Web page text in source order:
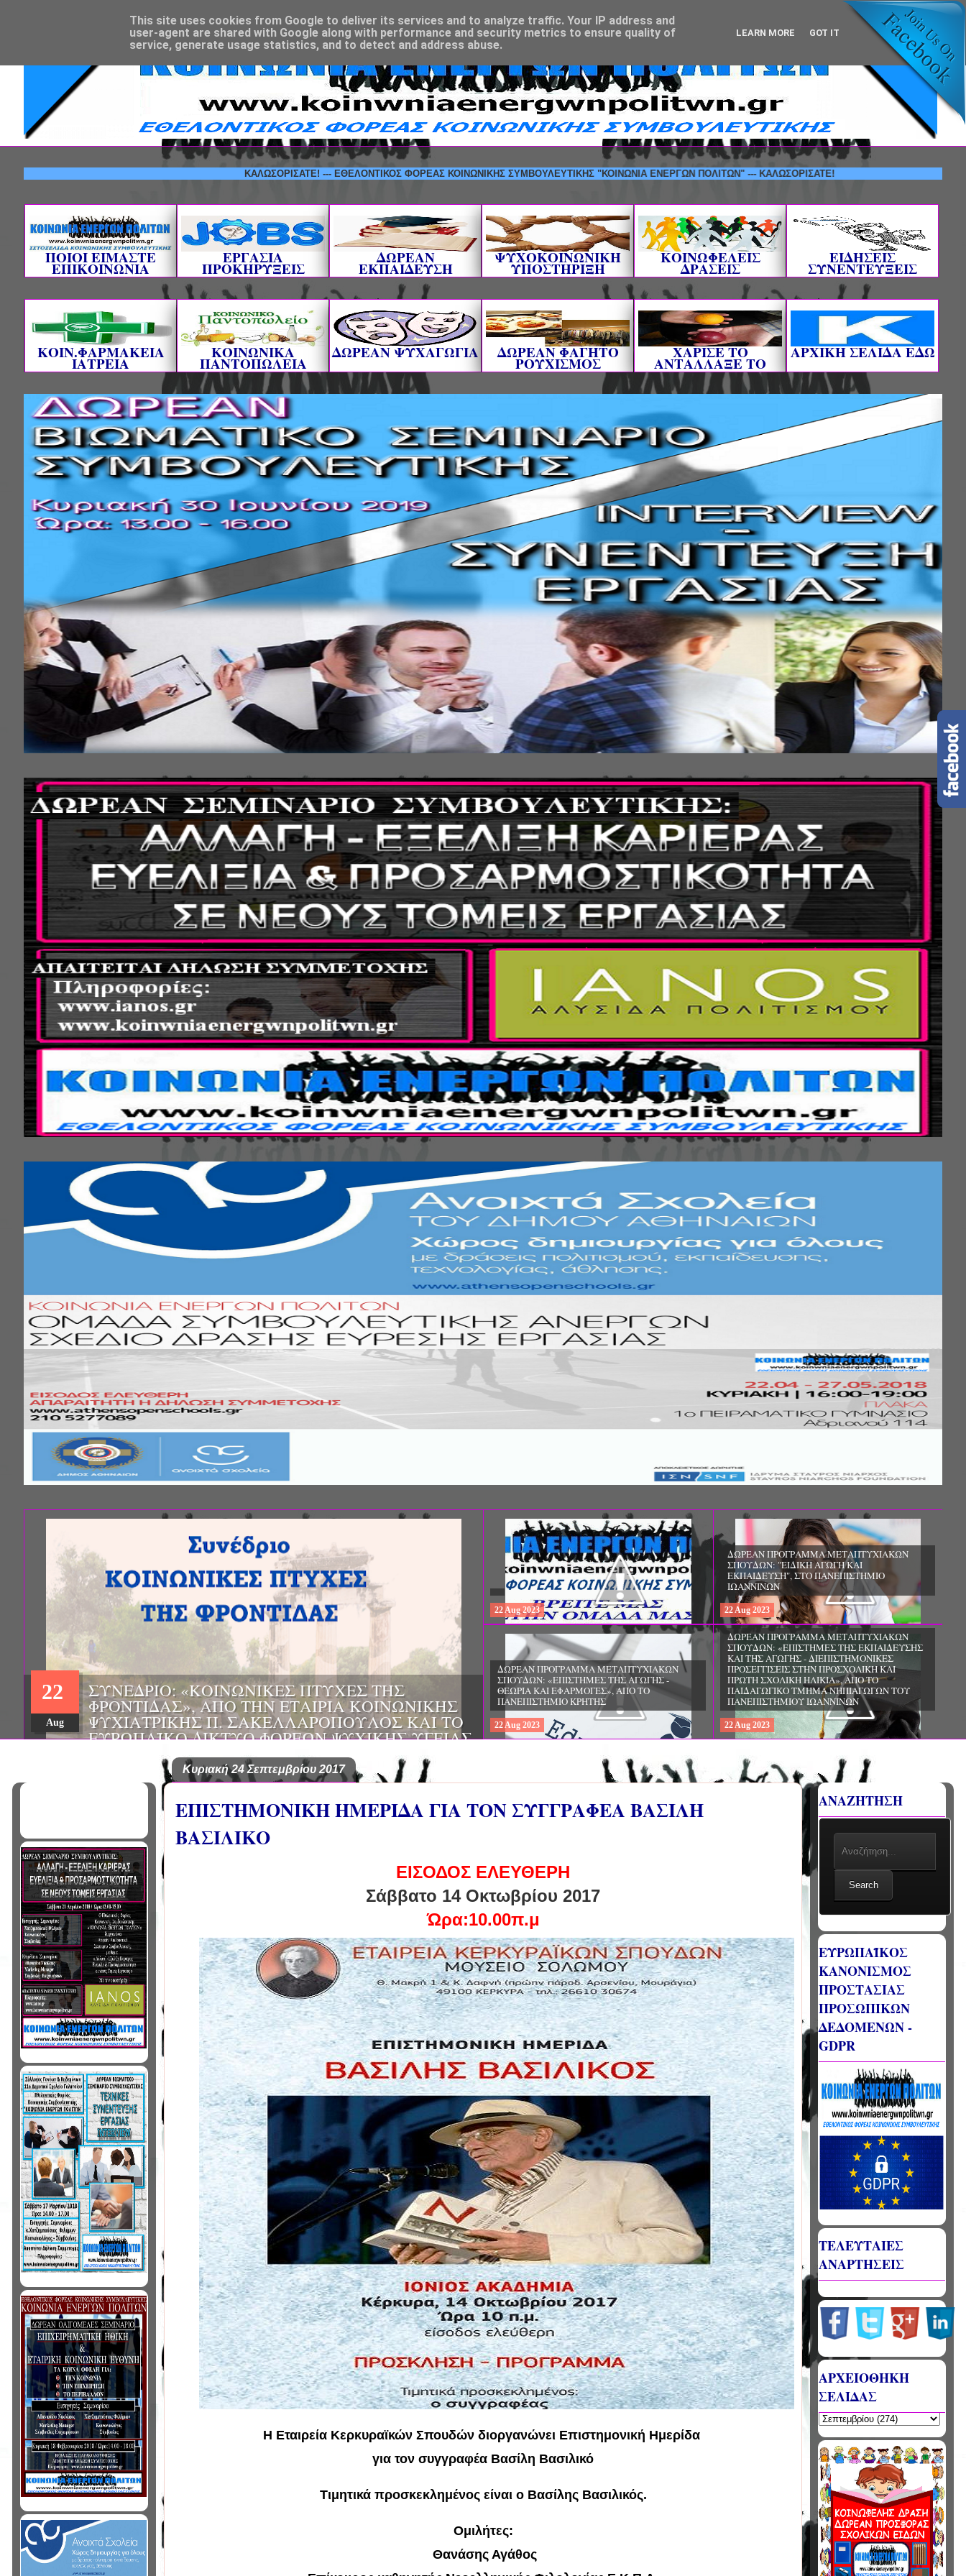
ΚΑΛΩΣΟΡΙΣΑΤΕ! --- ΕΘΕΛΟΝΤΙΚΟΣ ΦΟΡΕΑΣ ΚΟΙΝΩΝΙΚΗΣ ΣΥΜΒΟΥΛΕΥΤΙΚΗΣ "ΚΟΙΝΩΝΙΑ ΕΝΕΡΓΩΝ ΠΟΛΙΤΩΝ" --- ΚΑΛΩΣΟΡΙΣΑΤΕ!
ΠΟΙΟΙ ΕΙΜΑΣΤΕ
ΕΠΙΚΟΙΝΩΝΙΑ
ΕΡΓΑΣΙΑ
ΠΡΟΚΗΡΥΞΕΙΣ
ΔΩΡΕΑΝ
ΕΚΠΑΙΔΕΥΣΗ
ΨΥΧΟΚΟΙΝΩΝΙΚΗ
ΥΠΟΣΤΗΡΙΞΗ
ΚΟΙΝΩΦΕΛΕΙΣ
ΔΡΑΣΕΙΣ
ΕΙΔΗΣΕΙΣ
ΣΥΝΕΝΤΕΥΞΕΙΣ
ΚΟΙΝ.ΦΑΡΜΑΚΕΙΑ
ΙΑΤΡΕΙΑ
ΚΟΙΝΩΝΙΚΑ
ΠΑΝΤΟΠΩΛΕΙΑ
ΔΩΡΕΑΝ ΨΥΧΑΓΩΓΙΑ ΔΩΡΕΑΝ ΦΑΓΗΤΟ
ΡΟΥΧΙΣΜΟΣ
ΧΑΡΙΣΕ ΤΟ
ΑΝΤΑΛΛΑΞΕ ΤΟ
AΡΧΙΚΗ ΣΕΛΙΔΑ ΕΔΩ
ΗΜΕΡΙΔΑ: "ΠΡΟΒΛΗΜΑΤΙΣΜΟΙ & ΔΙΛΗΜΜΑΤΑ
ΠΟΥ ΑΝΤΙΜΕΤΩΠΙΖΕΙ ΚΑΘΗΜΕΡΙΝΑ O
ΠΑΘΟΛΟΓΟΣ", ΑΠΟ ΤΗΝ ΕΤΑΙΡΕΙΑ
ΠΑΘΟΛΟΓΙΑΣ ΒΟΡΕΙΟΔΥΤΙΚΗΣ ΕΛΛΑΔΟΣ ΚΑΙ
ΤΙΣ Α' & Β' ΠΑΝΕΠΙΣΤΗΜΙΑΚΕΣ ΠΑΘΟΛΟΓΙΚΕΣ
ΚΛΙΝΙΚΕΣ ΠΓΝΙ
01
Mar
ΣΥΝΕΔΡΙΟ: «ΚΟΙΝΩΝΙΚΕΣ ΠΤΥΧΕΣ ΤΗΣ
ΦΡΟΝΤΙΔΑΣ», ΑΠΟ ΤΗΝ ΕΤΑΙΡΙΑ ΚΟΙΝΩΝΙΚΗΣ
ΨΥΧΙΑΤΡΙΚΗΣ Π. ΣΑΚΕΛΛΑΡΟΠΟΥΛΟΣ ΚΑΙ ΤΟ
EΥΡΩΠΑΪΚΟ ΔΙΚΤΥΟ ΦΟΡΕΩΝ ΨΥΧΙΚΗΣ
ΥΓΕΙΑΣ ΑSKLEPIOS
22Aug 2023 22Aug 2023
ΔΩΡΕΑΝ ΠΡΟΓΡΑΜΜΑ ΜΕΤΑΠΤΥΧΙΑΚΩΝ
ΣΠΟΥΔΩΝ: "ΕΙΔΙΚΗ ΑΓΩΓΗ ΚΑΙ
ΕΚΠΑΙΔΕΥΣΗ", ΣΤΟ ΠΑΝΕΠΙΣΤΗΜΙΟ
ΙΩΑΝΝΙΝΩΝ
22Aug 2023
ΔΩΡΕΑΝ ΠΡΟΓΡΑΜΜΑ ΜΕΤΑΠΤΥΧΙΑΚΩΝ
ΣΠΟΥΔΩΝ: «ΕΠΙΣΤΗΜΕΣ ΤΗΣ ΑΓΩΓΗΣ -
ΘΕΩΡΙΑ ΚΑΙ ΕΦΑΡΜΟΓΕΣ», ΑΠΟ ΤΟ
ΠΑΝΕΠΙΣΤΗΜΙΟ ΚΡΗΤΗΣ
22Aug 2023
Κυριακή 24 Σεπτεμβρίου 2017
ΕΠΙΣΤΗΜΟΝΙΚΗ ΗΜΕΡΙΔΑ ΓΙΑ ΤΟΝ ΣΥΓΓΡΑΦΕΑ ΒΑΣΙΛΗ
ΒΑΣΙΛΙΚΟ
ΕΙΣΟΔΟΣ ΕΛΕΥΘΕΡΗ
Σάββατο 14 Οκτωβρίου 2017
Ώρα:10.00π.μ
Η Εταιρεία Κερκυραϊκών Σπουδών διοργανώνει Επιστημονική Ημερίδα
για τον συγγραφέα Βασίλη Βασιλικό
Τιμητικά προσκεκλημένος είναι ο Βασίλης Βασιλικός.
Ομιλήτες:
Θανάσης Αγάθος
ΑΝΑΖΗΤΗΣΗ
Search
ΕΥΡΩΠΑΪΚΟΣ
ΚΑΝΟΝΙΣΜΟΣ
ΠΡΟΣΤΑΣΙΑΣ
ΠΡΟΣΩΠΙΚΩΝ
ΔΕΔΟΜΕΝΩΝ -
GDPR
ΤΕΛΕΥΤΑΙΕΣ
ΑΝΑΡΤΗΣΕΙΣ
ΑΡΧΕΙΟΘΗΚΗ
ΣΕΛΙΔΑΣ
This site uses cookies from Google to deliver its services and to analyze traffic. Your IP address and
user-agent are shared with Google along with performance and security metrics to ensure quality of
service, generate usage statistics, and to detect and address abuse.
LEARN MORE GOT IT